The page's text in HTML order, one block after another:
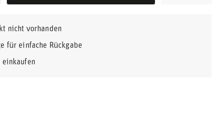
nicht vorhanden
für einfache Rückgabe
einkaufen